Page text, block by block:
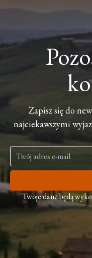
Zapisz się do
najciekawszymi
Twoje dane będą